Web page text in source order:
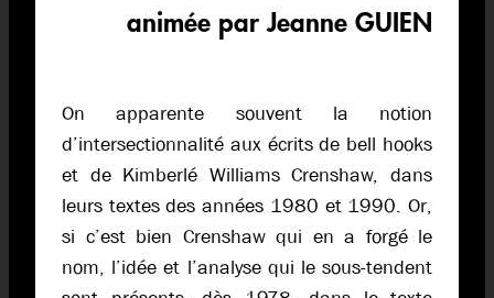
animée par Jeanne GUIEN
On apparente souvent la notion
d’intersectionnalité aux écrits de bell hooks
et de Kimberlé Williams Crenshaw, dans
leurs textes des années 1980 et 1990. Or,
si c’est bien Crenshaw qui en a forgé le
nom, l’idée et l’analyse qui le sous-tendent